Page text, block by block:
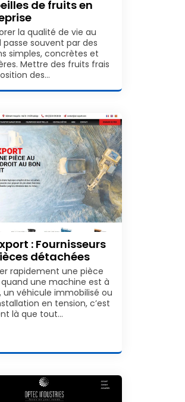
de fruits en
la qualité de vie au
passe souvent par des
simples, concrètes et
Mettre des fruits frais
des…
: Fournisseurs
détachées
rapidement une pièce
une machine est à
un véhicule immobilisé ou
en tension, c’est
là que tout…